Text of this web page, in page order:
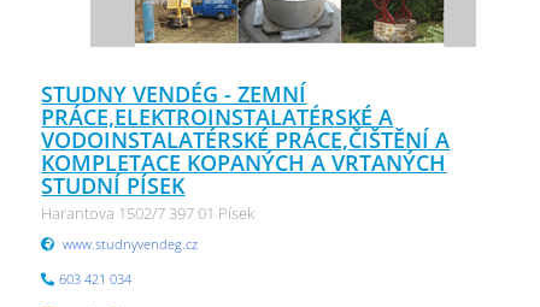
STUDNY VENDÉG - ZEMNÍ
PRÁCE,ELEKTROINSTALATÉRSKÉ A
VODOINSTALATÉRSKÉ PRÁCE,ČIŠTĚNÍ A
KOMPLETACE KOPANÝCH A VRTANÝCH
STUDNÍ PÍSEK
Harantova 1502/7 397 01 Písek
www.studnyvendeg.cz
603 421 034